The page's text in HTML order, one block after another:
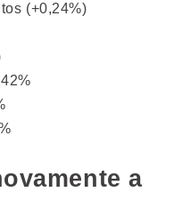
(+0,24%)
a